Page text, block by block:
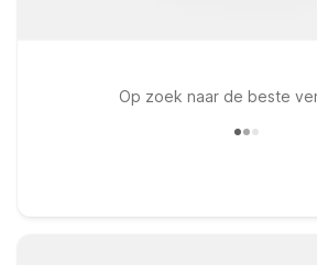
Op zoek naar de beste